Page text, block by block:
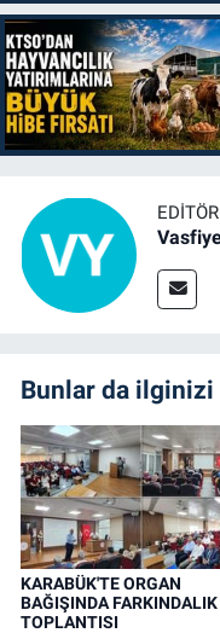
Bunlar da
KARABÜK'TE ORGAN
BAĞIŞINDA FARKINDALIK
TOPLANTISI